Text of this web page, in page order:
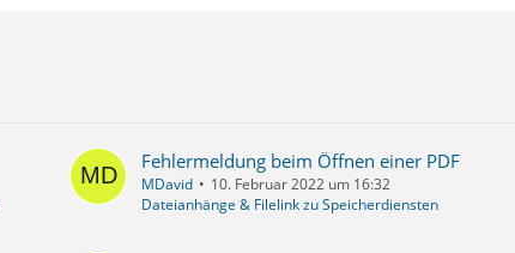
Fehlermeldung beim Öffnen einer PDF
MDavid
10. Februar 2022 um 16:32
Dateianhänge & Filelink zu Speicherdiensten